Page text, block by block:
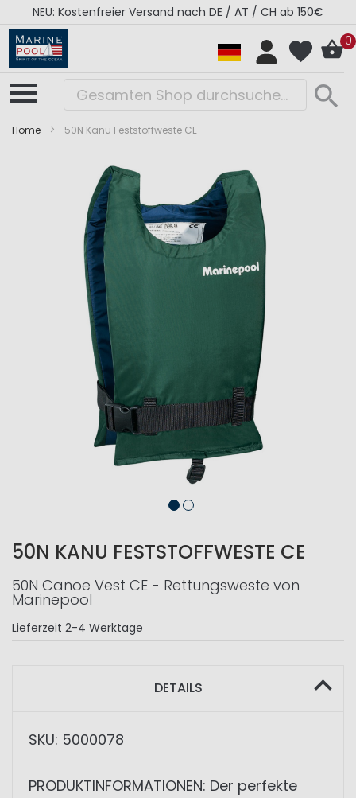
NEU: Kostenfreier Versand nach DE / AT / CH ab 150€
0
Home 50N Kanu Feststoffweste CE
Bildergalerie
Bildergalerie
50N KANU FESTSTOFFWESTE CE
50N Canoe Vest CE - Rettungsweste von
Marinepool
Lieferzeit 2-4 Werktage
DETAILS
SKU: 5000078
PRODUKTINFORMATIONEN: Der perfekte